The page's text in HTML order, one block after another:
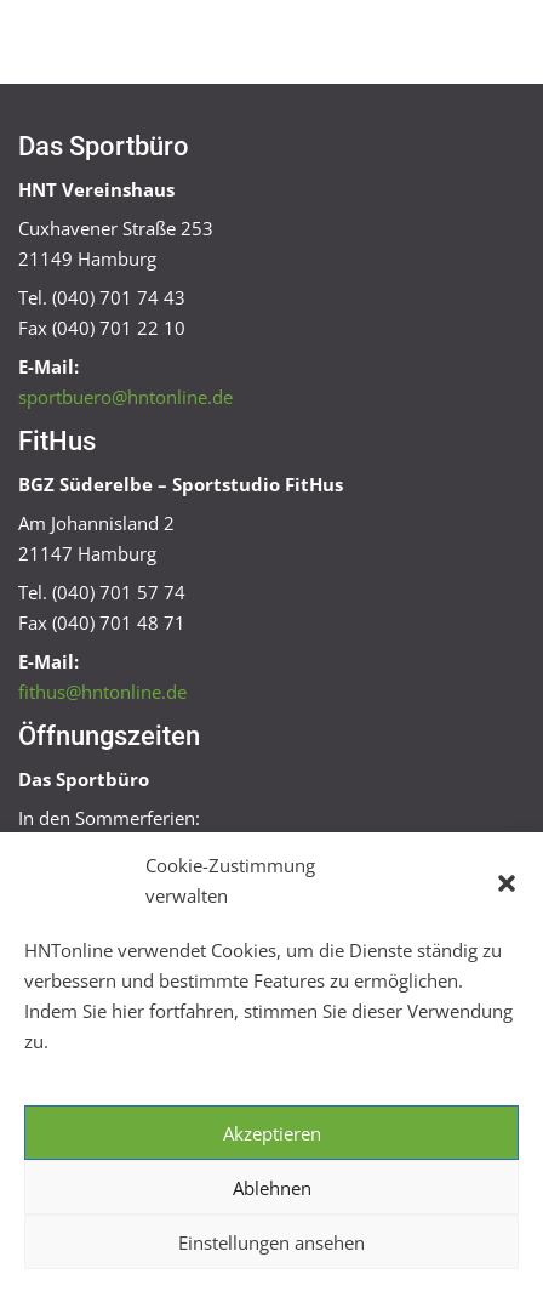
Cookie-Zustimmung
verwalten
HNTonline verwendet Cookies, um die Dienste ständig zu
verbessern und bestimmte Features zu ermöglichen.
Indem Sie hier fortfahren, stimmen Sie dieser Verwendung
zu.
Akzeptieren
Ablehnen
Einstellungen ansehen
Das Sportbüro
HNT Vereinshaus
Cuxhavener Straße 253
21149 Hamburg
Tel. (040) 701 74 43
Fax (040) 701 22 10
E-Mail:
sportbuero@hntonline.de
FitHus
BGZ Süderelbe – Sportstudio FitHus
Am Johannisland 2
21147 Hamburg
Tel. (040) 701 57 74
Fax (040) 701 48 71
E-Mail:
fithus@hntonline.de
Öffnungszeiten
Das Sportbüro
In den Sommerferien:
Mo + Mi 16:00 – 18:00 Uhr
Mo – Fr 08:00 – 22:00 Uhr
Sa + So 10:00 – 18:00 Uhr